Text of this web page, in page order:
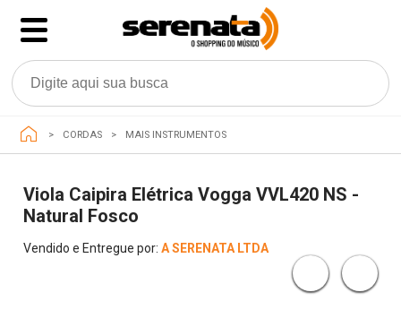
CORDAS MAIS INSTRUMENTOS
Viola Caipira Elétrica Vogga VVL420 NS -
Natural Fosco
Vendido e Entregue por:A SERENATA LTDA